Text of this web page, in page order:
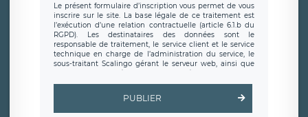
Le présent formulaire d’inscription vous permet de vous
inscrire sur le site. La base légale de ce traitement est
l’exécution d’une relation contractuelle (article 6.1.b du
RGPD). Les destinataires des données sont le
responsable de traitement, le service client et le service
technique en charge de l’administration du service, le
sous-traitant Scalingo gérant le serveur web, ainsi que
toute personne légalement autorisée. Le formulaire
d’inscription est hébergé sur un serveur hébergé par
clauses de
protection conformes au RGPD
. Les données collectées
sont conservées jusqu’à ce que l’Internaute en sollicite la
PUBLIER